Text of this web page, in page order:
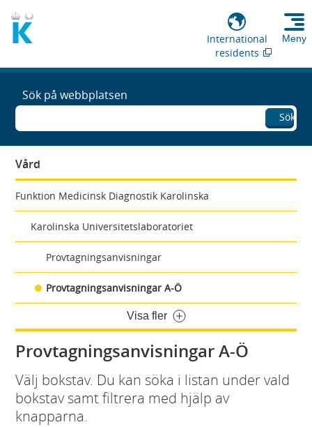
International
residents
Meny
Sök på webbplatsen
Sök
Vård
Funktion Medicinsk Diagnostik Karolinska
Karolinska Universitetslaboratoriet
Provtagningsanvisningar
Provtagningsanvisningar A-Ö
Visa fler
Provtagningsanvisningar A-Ö
Välj bokstav. Du kan söka i listan under vald
bokstav samt filtrera med hjälp av
knapparna.